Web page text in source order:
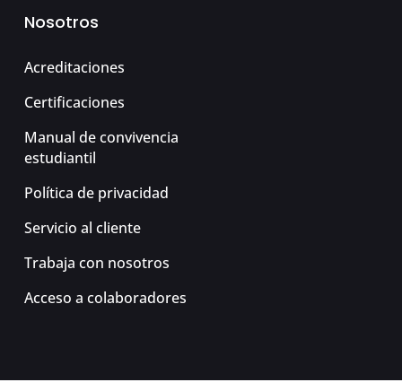
Nosotros
Acreditaciones
Certificaciones
Manual de convivencia
estudiantil
Política de privacidad
Servicio al cliente
Trabaja con nosotros
Acceso a colaboradores